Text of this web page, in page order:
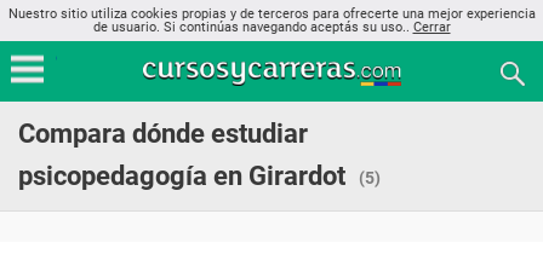
Nuestro sitio utiliza cookies propias y de terceros para ofrecerte una mejor experiencia
de usuario. Si continúas navegando aceptás su uso.. Cerrar
Compara dónde estudiar
psicopedagogía en Girardot
(5)